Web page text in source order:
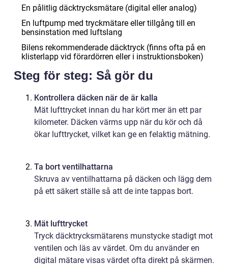
En pålitlig däcktrycksmätare (digital eller analog)
En luftpump med tryckmätare eller tillgång till en
bensinstation med luftslang
Bilens rekommenderade däcktryck (finns ofta på en
klisterlapp vid förardörren eller i instruktionsboken)
Steg för steg: Så gör du
Kontrollera däcken när de är kalla
Mät lufttrycket innan du har kört mer än ett par
kilometer. Däcken värms upp när du kör och då
ökar lufttrycket, vilket kan ge en felaktig mätning.
Ta bort ventilhattarna
Skruva av ventilhattarna på däcken och lägg dem
på ett säkert ställe så att de inte tappas bort.
Mät lufttrycket
Tryck däcktrycksmätarens munstycke stadigt mot
ventilen och läs av värdet. Om du använder en
digital mätare visas värdet ofta direkt på skärmen.